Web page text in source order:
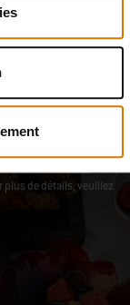
Je m'inscris
Products Belgium SRL
exclusif tel que des
consommateurs et
plus de détails, veuillez